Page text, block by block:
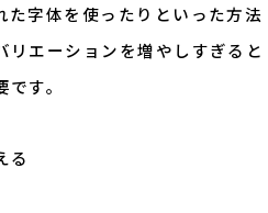
た字体を使ったりといった方法
リエーションを増やしすぎると
す。
る